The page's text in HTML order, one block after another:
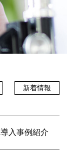
新着情報
導入事例紹介